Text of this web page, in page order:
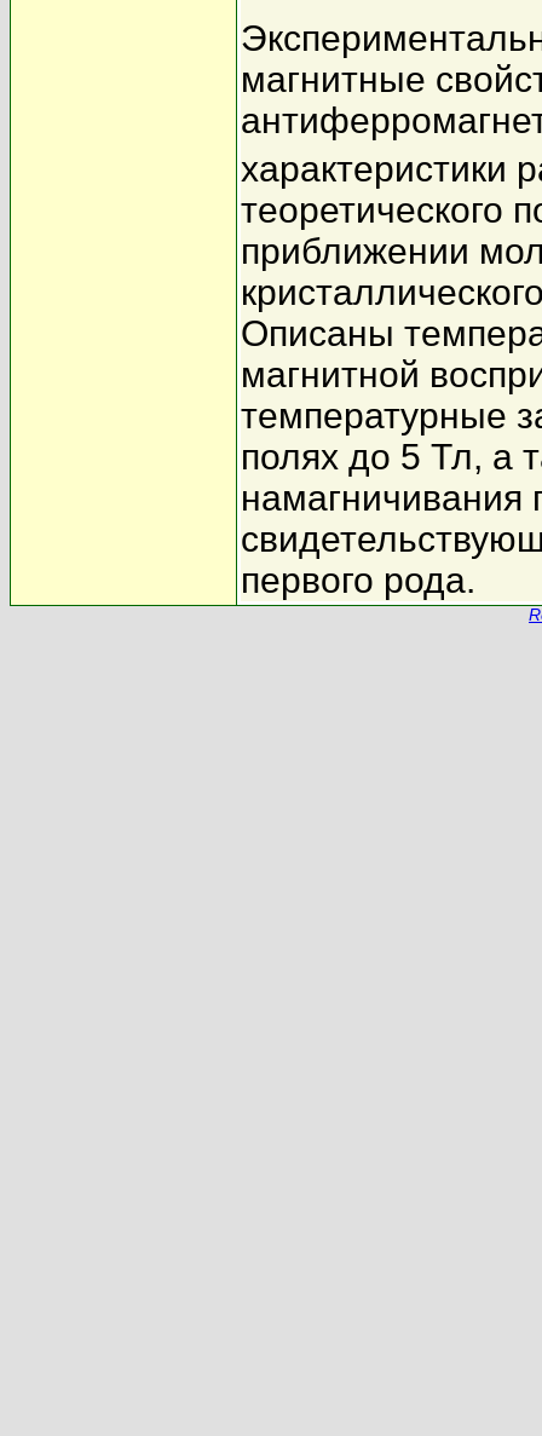
магнитные
характеристики
теоретического
приближении
Описаны
магнитной
температурные
полях до 5 Тл, а
намагничивания
первого рода.